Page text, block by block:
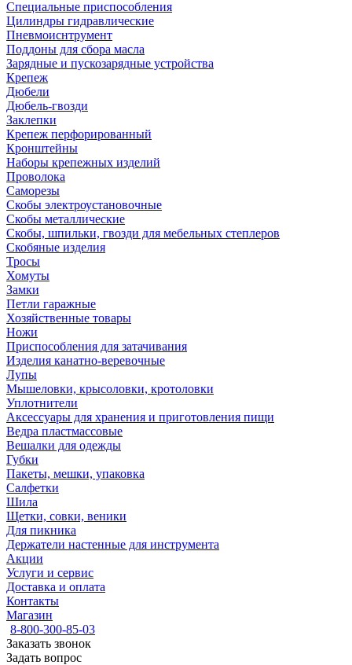
Специальные приспособления
Цилиндры гидравлические
Пневмоиснтрумент
Поддоны для сбора масла
Зарядные и пускозарядные устройства
Крепеж
Дюбели
Дюбель-гвозди
Заклепки
Крепеж перфорированный
Кронштейны
Наборы крепежных изделий
Проволока
Саморезы
Скобы электроустановочные
Скобы металлические
Скобы, шпильки, гвозди для мебельных степлеров
Скобяные изделия
Тросы
Хомуты
Замки
Петли гаражные
Хозяйственные товары
Ножи
Приспособления для затачивания
Изделия канатно-веревочные
Лупы
Мышеловки, крысоловки, кротоловки
Уплотнители
Аксессуары для хранения и приготовления пищи
Ведра пластмассовые
Вешалки для одежды
Губки
Пакеты, мешки, упаковка
Салфетки
Шила
Щетки, совки, веники
Для пикника
Держатели настенные для инструмента
Акции
Услуги и сервис
Доставка и оплата
Контакты
Магазин
8-800-300-85-03
Заказать звонок
Задать вопрос